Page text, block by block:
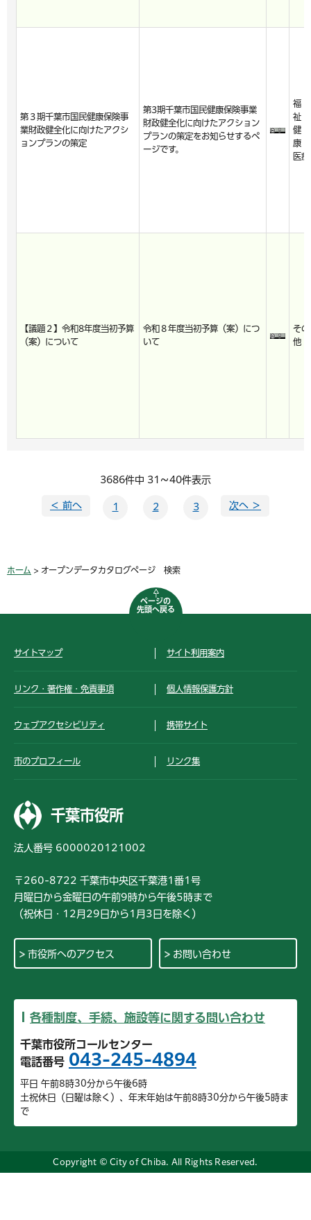
第３期千葉市国民健康保険事
業財政健全化に向けたアクシ
ョンプランの策定
第3期千葉市国民健康保険事業
財政健全化に向けたアクション
プランの策定をお知らせするペ
ージです。
福
祉・
健
康・
医療
【議題２】令和8年度当初予算
（案）について
令和８年度当初予算（案）につ
いて
その
他
3686件中 31～40件表示
＜ 前へ 1 2 3 次へ ＞
ホーム > オープンデータカタログページ 検索
ページの
先頭へ戻る
サイトマップ サイト利用案内
リンク・著作権・免責事項 個人情報保護方針
ウェブアクセシビリティ 携帯サイト
市のプロフィール リンク集
千葉市役所
法人番号 6000020121002
〒260-8722 千葉市中央区千葉港1番1号
月曜日から金曜日の午前9時から午後5時まで
（祝休日・12月29日から1月3日を除く）
市役所へのアクセス お問い合わせ
各種制度、手続、施設等に関する問い合わせ
千葉市役所コールセンター
電話番号 043-245-4894
平日 午前8時30分から午後6時
土祝休日（日曜は除く）、年末年始は午前8時30分から午後5時ま
で
Copyright © City of Chiba. All Rights Reserved.